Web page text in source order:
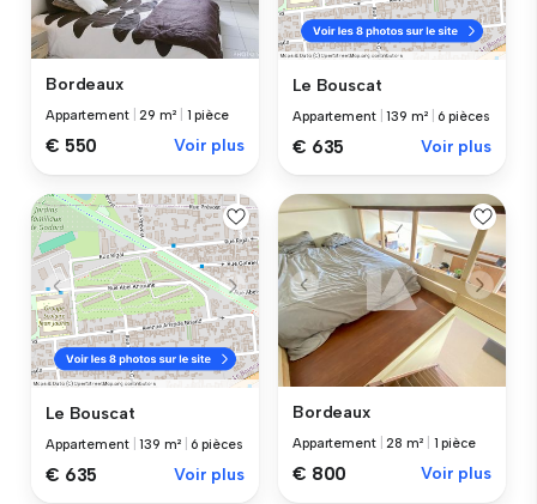
Bordeaux
Appartement |29 m² 1 pièce
€ 550 Voir plus
Le Bouscat
Appartement |139 m² 6 pièces
€ 635 Voir plus
Le Bouscat
Appartement |139 m² 6 pièces
€ 635 Voir plus
Bordeaux
Appartement |28 m² 1 pièce
€ 800 Voir plus